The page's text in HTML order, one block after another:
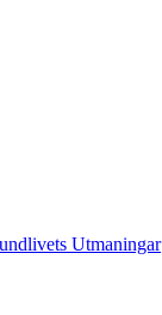
Utmaningar